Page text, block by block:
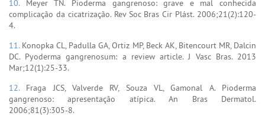
10. Meyer TN. Pioderma gangrenoso: grave e mal conhecida
complicação da cicatrização. Rev Soc Bras Cir Plást. 2006;21(2):120-
4.
11. Konopka CL, Padulla GA, Ortiz MP, Beck AK, Bitencourt MR, Dalcin
DC. Pyoderma gangrenosum: a review article. J Vasc Bras. 2013
Mar;12(1):25-33.
12. Fraga JCS, Valverde RV, Souza VL, Gamonal A. Pioderma
gangrenoso: apresentação atípica. An Bras Dermatol.
2006;81(3):305-8.